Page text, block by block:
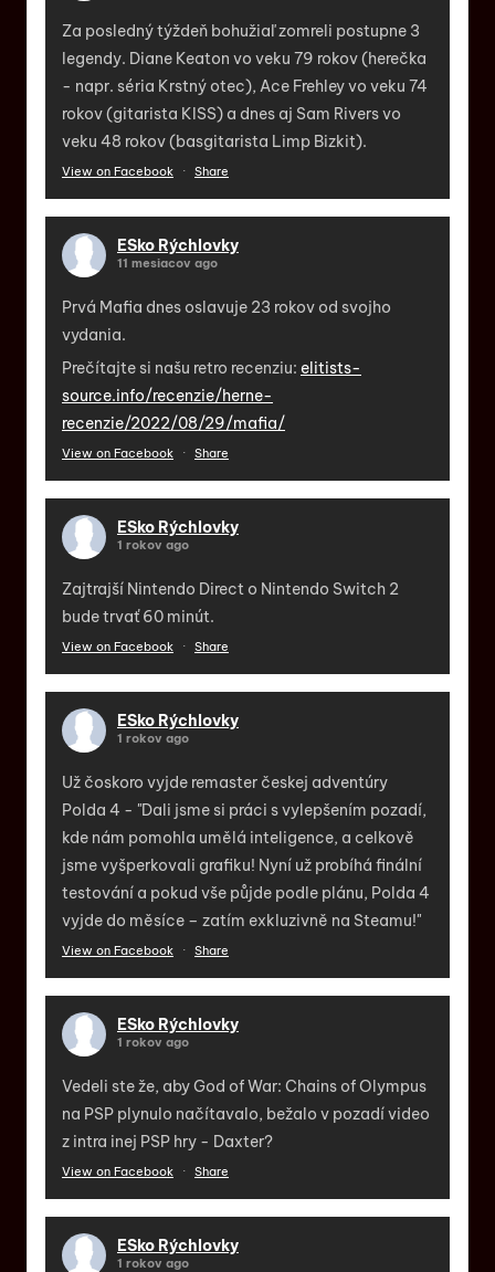
Za posledný týždeň bohužiaľ zomreli postupne 3
legendy. Diane Keaton vo veku 79 rokov (herečka
- napr. séria Krstný otec), Ace Frehley vo veku 74
rokov (gitarista KISS) a dnes aj Sam Rivers vo
veku 48 rokov (basgitarista Limp Bizkit).
View on Facebook · Share
ESko Rýchlovky
11 mesiacov ago
Prvá Mafia dnes oslavuje 23 rokov od svojho
vydania.
Prečítajte si našu retro recenziu: elitists-
source.info/recenzie/herne-
recenzie/2022/08/29/mafia/
View on Facebook · Share
ESko Rýchlovky
1 rokov ago
Zajtrajší Nintendo Direct o Nintendo Switch 2
bude trvať 60 minút.
View on Facebook · Share
ESko Rýchlovky
1 rokov ago
Už čoskoro vyjde remaster českej adventúry
Polda 4 - "Dali jsme si práci s vylepšením pozadí,
kde nám pomohla umělá inteligence, a celkově
jsme vyšperkovali grafiku! Nyní už probíhá finální
testování a pokud vše půjde podle plánu, Polda 4
vyjde do měsíce – zatím exkluzivně na Steamu!"
View on Facebook · Share
ESko Rýchlovky
1 rokov ago
Vedeli ste že, aby God of War: Chains of Olympus
na PSP plynulo načítavalo, bežalo v pozadí video
z intra inej PSP hry - Daxter?
View on Facebook · Share
ESko Rýchlovky
1 rokov ago